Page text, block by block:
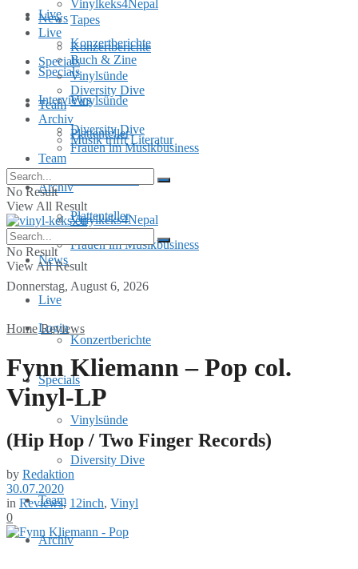
Live
Konzertberichte
Specials
Vinylsünde
Diversity Dive
Team
Archiv
Plattenteller
Frauen im Musikbusiness
Donnerstag, August 6, 2026
Login
Tapes
Buch & Zine
Interviews
Musik trifft Literatur
Vinylkeks4Nepal
News
Live
Konzertberichte
Specials
Vinylsünde
Diversity Dive
Team
Archiv
Vinylkeks4Nepal
News
Live
Konzertberichte
Specials
Vinylsünde
Diversity Dive
Team
Archiv
Plattenteller
Frauen im Musikbusiness
No Result
View All Result
No Result
View All Result
Home Reviews
Fynn Kliemann – Pop col.
Vinyl-LP
(Hip Hop / Two Finger Records)
by Redaktion
30.07.2020
in Reviews, 12inch, Vinyl
0